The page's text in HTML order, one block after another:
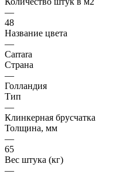
—
48
Название цвета
—
Carrara
Страна
—
Голландия
Тип
—
Клинкерная брусчатка
Толщина, мм
—
65
Вес штука (кг)
—